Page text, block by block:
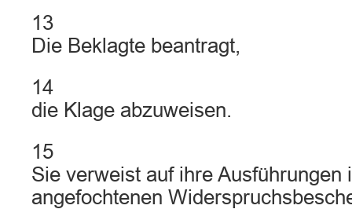
13
Die Beklagte beantragt,
14
die Klage abzuweisen.
15
Sie verweist auf ihre Ausführungen
angefochtenen